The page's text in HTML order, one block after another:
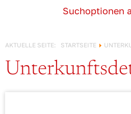
Suchoptionen
AKTUELLE SEITE: STARTSEITE